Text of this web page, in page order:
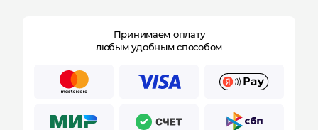
Принимаем оплату